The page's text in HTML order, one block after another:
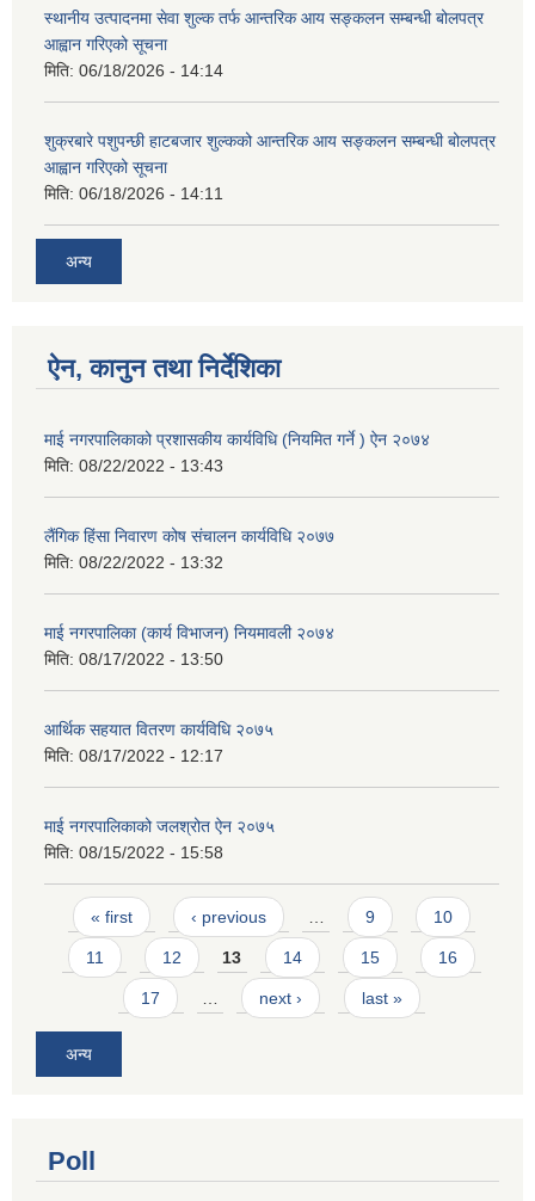
स्थानीय उत्पादनमा सेवा शुल्क तर्फ आन्तरिक आय सङ्कलन सम्बन्धी बोलपत्र
आह्वान गरिएको सूचना
मिति: 06/18/2026 - 14:14
शुक्रबारे पशुपन्छी हाटबजार शुल्कको आन्तरिक आय सङ्कलन सम्बन्धी बोलपत्र
आह्वान गरिएको सूचना
मिति: 06/18/2026 - 14:11
अन्य
ऐन, कानुन तथा निर्देशिका
माई नगरपालिकाको प्रशासकीय कार्यविधि (नियमित गर्ने ) ऐन २०७४
मिति: 08/22/2022 - 13:43
लैंगिक हिंसा निवारण कोष संचालन कार्यविधि २०७७
मिति: 08/22/2022 - 13:32
माई नगरपालिका (कार्य विभाजन) नियमावली २०७४
मिति: 08/17/2022 - 13:50
आर्थिक सहयात वितरण कार्यविधि २०७५
मिति: 08/17/2022 - 12:17
माई नगरपालिकाको जलश्रोत ऐन २०७५
मिति: 08/15/2022 - 15:58
Pages
« first ‹ previous … 9 10
11 12 13 14 15 16
17 … next › last »
अन्य
Poll